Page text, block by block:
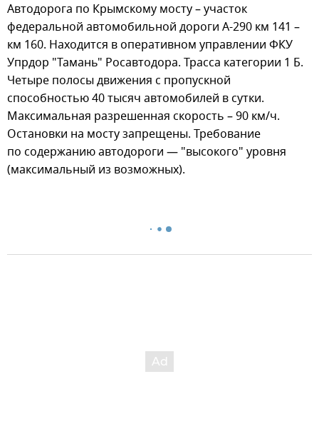
Автодорога по Крымскому мосту – участок
федеральной автомобильной дороги А-290 км 141 –
км 160. Находится в оперативном управлении ФКУ
Упрдор "Тамань" Росавтодора. Трасса категории 1 Б.
Четыре полосы движения с пропускной
способностью 40 тысяч автомобилей в сутки.
Максимальная разрешенная скорость – 90 км/ч.
Остановки на мосту запрещены. Требование
по содержанию автодороги — "высокого" уровня
(максимальный из возможных).